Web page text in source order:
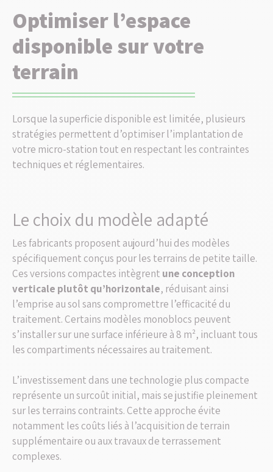
Optimiser l’espace
disponible sur votre
terrain
Lorsque la superficie disponible est limitée, plusieurs
stratégies permettent d’optimiser l’implantation de
votre micro-station tout en respectant les contraintes
techniques et réglementaires.
Le choix du modèle adapté
Les fabricants proposent aujourd’hui des modèles
spécifiquement conçus pour les terrains de petite taille.
Ces versions compactes intègrent une conception
verticale plutôt qu’horizontale, réduisant ainsi
l’emprise au sol sans compromettre l’efficacité du
traitement. Certains modèles monoblocs peuvent
s’installer sur une surface inférieure à 8 m², incluant tous
les compartiments nécessaires au traitement.
L’investissement dans une technologie plus compacte
représente un surcoût initial, mais se justifie pleinement
sur les terrains contraints. Cette approche évite
notamment les coûts liés à l’acquisition de terrain
supplémentaire ou aux travaux de terrassement
complexes.